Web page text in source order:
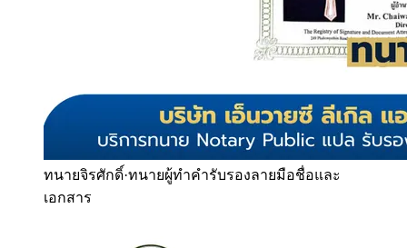
ทนายจิรศักดิ์·ทนายผู้ทำคำรับรองลายมือชื่อและ
เอกสาร